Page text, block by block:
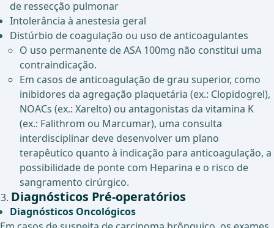
de ressecção pulmonar
Intolerância à anestesia geral
Distúrbio de coagulação ou uso de anticoagulantes
O uso permanente de ASA 100mg não constitui uma
contraindicação.
Em casos de anticoagulação de grau superior, como
inibidores da agregação plaquetária (ex.: Clopidogrel),
NOACs (ex.: Xarelto) ou antagonistas da vitamina K
(ex.: Falithrom ou Marcumar), uma consulta
interdisciplinar deve desenvolver um plano
terapêutico quanto à indicação para anticoagulação, a
possibilidade de ponte com Heparina e o risco de
sangramento cirúrgico.
Diagnósticos Pré-operatórios
Diagnósticos Oncológicos